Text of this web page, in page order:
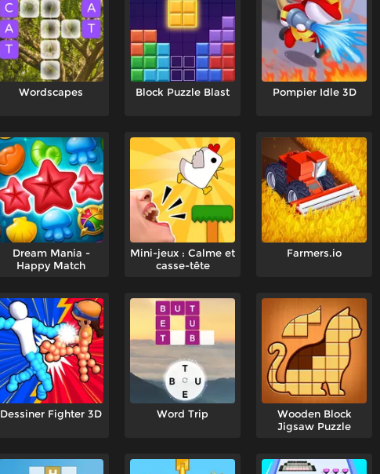
Wordscapes Block Puzzle Blast Pompier Idle 3D
Dream Mania -
Happy Match
Mini-jeux : Calme et
casse-tête
Farmers.io
Dessiner Fighter 3D Word Trip
Wooden Block
Jigsaw Puzzle